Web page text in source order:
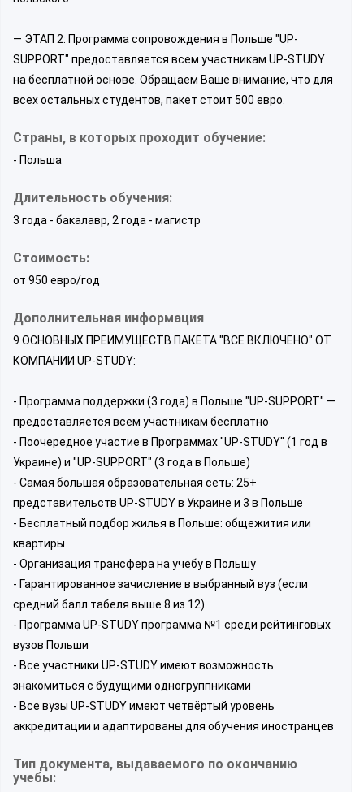
— ЭТАП 2: Программа сопровождения в Польше "UP-
SUPPORT" предоставляется всем участникам UP-STUDY
на бесплатной основе. Обращаем Ваше внимание, что для
всех остальных студентов, пакет стоит 500 евро.
Страны, в которых проходит обучение:
- Польша
Длительность обучения:
3 года - бакалавр, 2 года - магистр
Стоимость:
от 950 евро/год
Дополнительная информация
9 ОСНОВНЫХ ПРЕИМУЩЕСТВ ПАКЕТА "ВСЕ ВКЛЮЧЕНО" ОТ
КОМПАНИИ UP-STUDY:
- Программа поддержки (3 года) в Польше "UP-SUPPORT" —
предоставляется всем участникам бесплатно
- Поочередное участие в Программах "UP-STUDY" (1 год в
Украине) и "UP-SUPPORT" (3 года в Польше)
- Самая большая образовательная сеть: 25+
представительств UP-STUDY в Украине и 3 в Польше
- Бесплатный подбор жилья в Польше: общежития или
квартиры
- Организация трансфера на учебу в Польшу
- Гарантированное зачисление в выбранный вуз (если
средний балл табеля выше 8 из 12)
- Программа UP-STUDY программа №1 среди рейтинговых
вузов Польши
- Все участники UP-STUDY имеют возможность
знакомиться с будущими одногруппниками
- Все вузы UP-STUDY имеют четвёртый уровень
аккредитации и адаптированы для обучения иностранцев
Тип документа, выдаваемого по окончанию
учебы: